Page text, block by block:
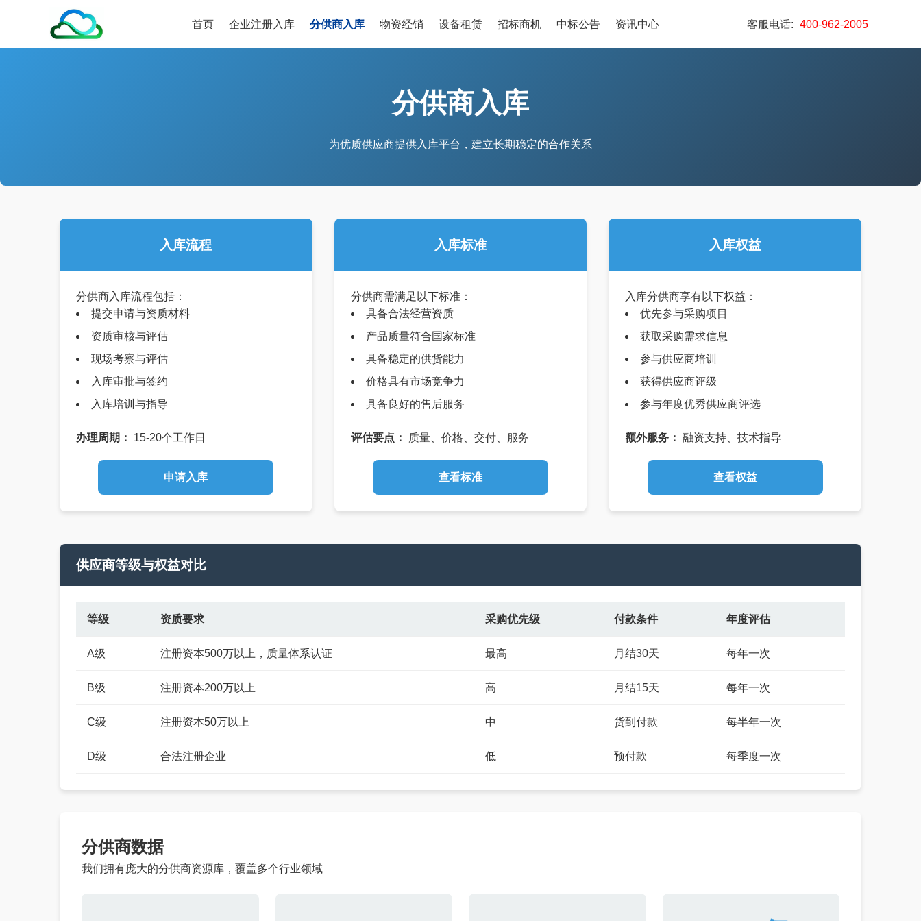
首页 企业注册入库 分供商入库 物资经销 设备租赁 招标商机 中标公告 资讯中心 客服电话: 400-962-2005
分供商入库
为优质供应商提供入库平台，建立长期稳定的合作关系
入库流程
分供商入库流程包括：
提交申请与资质材料
资质审核与评估
现场考察与评估
入库审批与签约
入库培训与指导
办理周期： 15-20个工作日
申请入库
入库标准
分供商需满足以下标准：
具备合法经营资质
产品质量符合国家标准
具备稳定的供货能力
价格具有市场竞争力
具备良好的售后服务
评估要点： 质量、价格、交付、服务
查看标准
入库权益
入库分供商享有以下权益：
优先参与采购项目
获取采购需求信息
参与供应商培训
获得供应商评级
参与年度优秀供应商评选
额外服务： 融资支持、技术指导
查看权益
供应商等级与权益对比
等级 资质要求 采购优先级 付款条件 年度评估
A级 注册资本500万以上，质量体系认证 最高 月结30天 每年一次
B级 注册资本200万以上 高 月结15天 每年一次
C级 注册资本50万以上 中 货到付款 每半年一次
D级 合法注册企业 低 预付款 每季度一次
分供商数据
我们拥有庞大的分供商资源库，覆盖多个行业领域
欢迎入驻供应商
公司名称 公司所在地
联系方式
填写联系电话后会有服务中心的工作人员给您致电！